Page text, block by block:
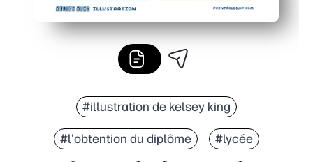
#illustration de kelsey king
#l'obtention du diplôme #lycée